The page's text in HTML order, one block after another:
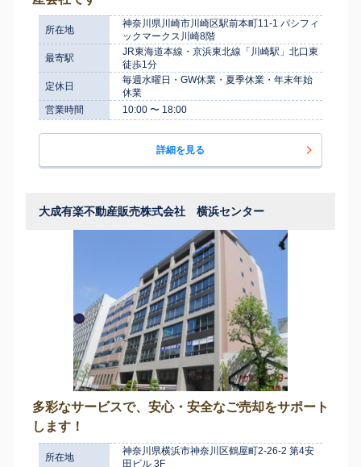
所在地
神奈川県川崎市川崎区駅前本町11-1 パシフィ
ックマークス川崎8階
最寄駅
JR東海道本線・京浜東北線「川崎駅」北口東
徒歩1分
定休日
毎週水曜日・GW休業・夏季休業・年末年始
休業
営業時間
10:00 〜 18:00
詳細を見る
大成有楽不動産販売株式会社 横浜センター
多彩なサービスで、安心・安全なご売却をサポート
します！
所在地
神奈川県横浜市神奈川区鶴屋町2-26-2 第4安
田ビル 3F